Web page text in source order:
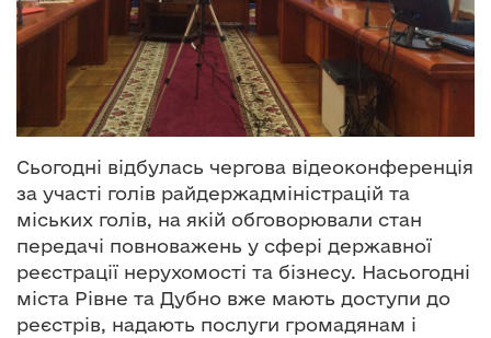
і
с
Сьогодні відбулась чергова відеоконференція
за участі голів райдержадміністрацій та
міських голів, на якій обговорювали стан
передачі повноважень у сфері державної
реєстрації нерухомості та бізнесу. Насьогодні
міста Рівне та Дубно вже мають доступи до
реєстрів, надають послуги громадянам і